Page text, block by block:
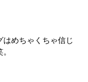
はめちゃくちゃ信じ